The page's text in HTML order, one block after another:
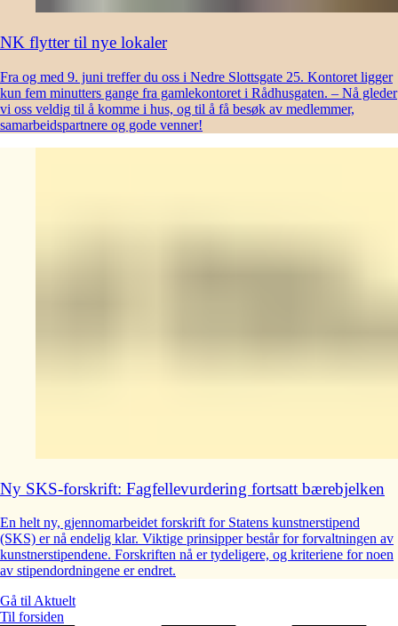
NK flytter til nye lokaler
Fra og med 9. juni treffer du oss i Nedre Slottsgate 25. Kontoret ligger
kun fem minutters gange fra gamlekontoret i Rådhusgaten. – Nå gleder
vi oss veldig til å komme i hus, og til å få besøk av medlemmer,
samarbeidspartnere og gode venner!
Ny SKS-forskrift: Fagfellevurdering fortsatt bærebjelken
En helt ny, gjennomarbeidet forskrift for Statens kunstnerstipend
(SKS) er nå endelig klar. Viktige prinsipper består for forvaltningen av
kunstnerstipendene. Forskriften nå er tydeligere, og kriteriene for noen
av stipendordningene er endret.
Gå til Aktuelt
Til forsiden